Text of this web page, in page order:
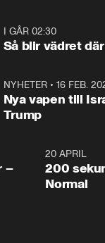
I GÅR 02:30
Så blir vädret
NYHETER• 16 FEB.
Nya vapen till
Trump
4:23
–
20 APRIL
200
Normal